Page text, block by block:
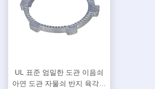
UL 표준 엄밀한 도관 이음쇠
아연 도관 자물쇠 반지 육각형